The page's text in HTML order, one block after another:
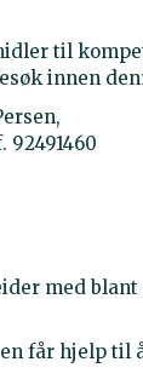
til
innen
92491460
med blant
får hjelp til